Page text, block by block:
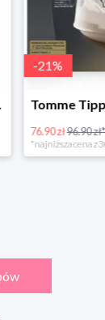
-21%
76.90 zł96.90 zł*
*najniższa cena z